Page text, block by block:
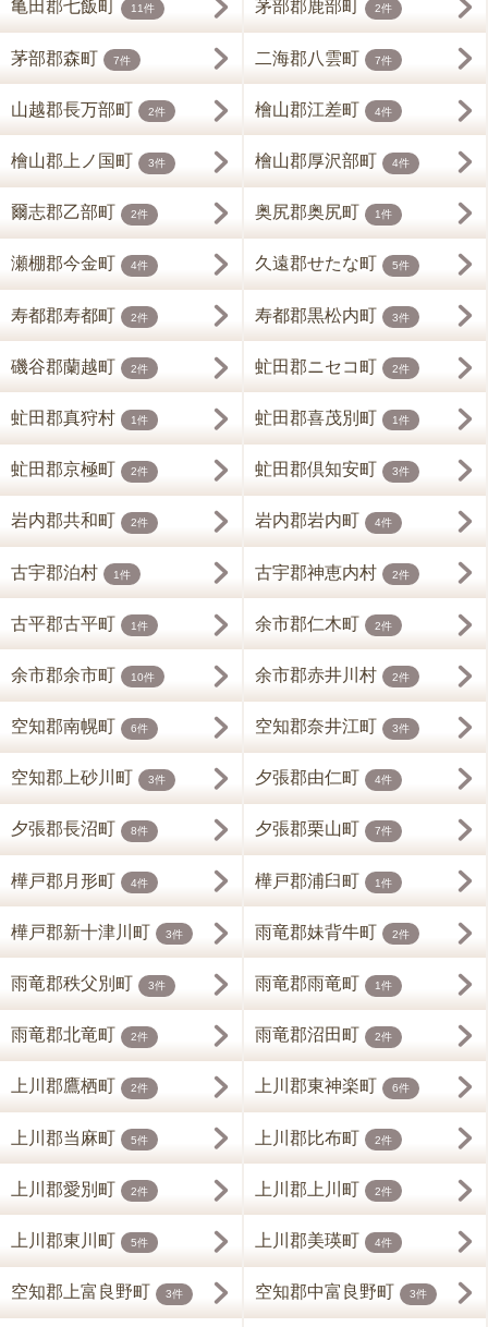
亀田郡七飯町 11件 茅部郡鹿部町 2件
茅部郡森町 7件 二海郡八雲町 7件
山越郡長万部町 2件 檜山郡江差町 4件
檜山郡上ノ国町 3件 檜山郡厚沢部町 4件
爾志郡乙部町 2件 奥尻郡奥尻町 1件
瀬棚郡今金町 4件 久遠郡せたな町 5件
寿都郡寿都町 2件 寿都郡黒松内町 3件
磯谷郡蘭越町 2件 虻田郡ニセコ町 2件
虻田郡真狩村 1件 虻田郡喜茂別町 1件
虻田郡京極町 2件 虻田郡倶知安町 3件
岩内郡共和町 2件 岩内郡岩内町 4件
古宇郡泊村 1件 古宇郡神恵内村 2件
古平郡古平町 1件 余市郡仁木町 2件
余市郡余市町 10件 余市郡赤井川村 2件
空知郡南幌町 6件 空知郡奈井江町 3件
空知郡上砂川町 3件 夕張郡由仁町 4件
夕張郡長沼町 8件 夕張郡栗山町 7件
樺戸郡月形町 4件 樺戸郡浦臼町 1件
樺戸郡新十津川町 3件 雨竜郡妹背牛町 2件
雨竜郡秩父別町 3件 雨竜郡雨竜町 1件
雨竜郡北竜町 2件 雨竜郡沼田町 2件
上川郡鷹栖町 2件 上川郡東神楽町 6件
上川郡当麻町 5件 上川郡比布町 2件
上川郡愛別町 2件 上川郡上川町 2件
上川郡東川町 5件 上川郡美瑛町 4件
空知郡上富良野町 3件 空知郡中富良野町 3件